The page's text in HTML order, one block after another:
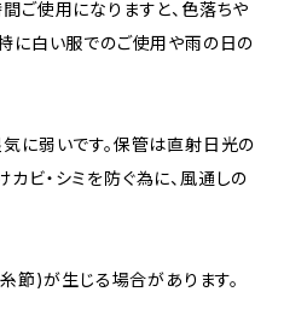
ご使用になりますと、色落ちや
に白い服でのご使用や雨の日の
に弱いです。保管は直射日光の
ビ・シミを防ぐ為に、風通しの
節)が生じる場合があります。